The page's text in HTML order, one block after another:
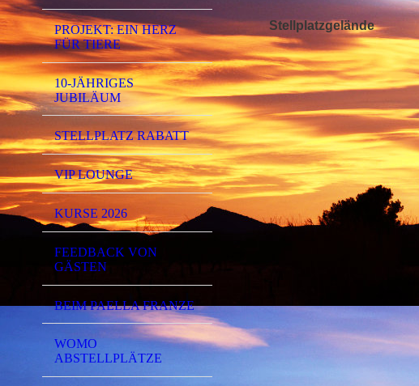
PROJEKT: EIN HERZ
FÜR TIERE
10-JÄHRIGES
JUBILÄUM
STELLPLATZ RABATT
VIP LOUNGE
KURSE 2026
FEEDBACK VON
GÄSTEN
BEIM PAELLA FRANZE
WOMO
ABSTELLPLÄTZE
Stellplatzgelände